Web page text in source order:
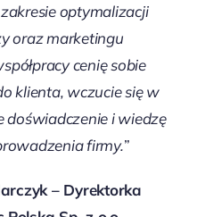
optymalizacji
oraz marketingu
cenię sobie
klienta, wczucie się w
doświadczenie i wiedzę
firmy.”
– Dyrektorka